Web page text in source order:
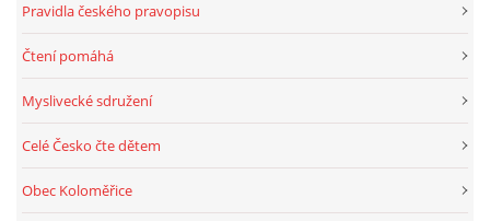
Pravidla českého pravopisu
Čtení pomáhá
Myslivecké sdružení
Celé Česko čte dětem
Obec Koloměřice